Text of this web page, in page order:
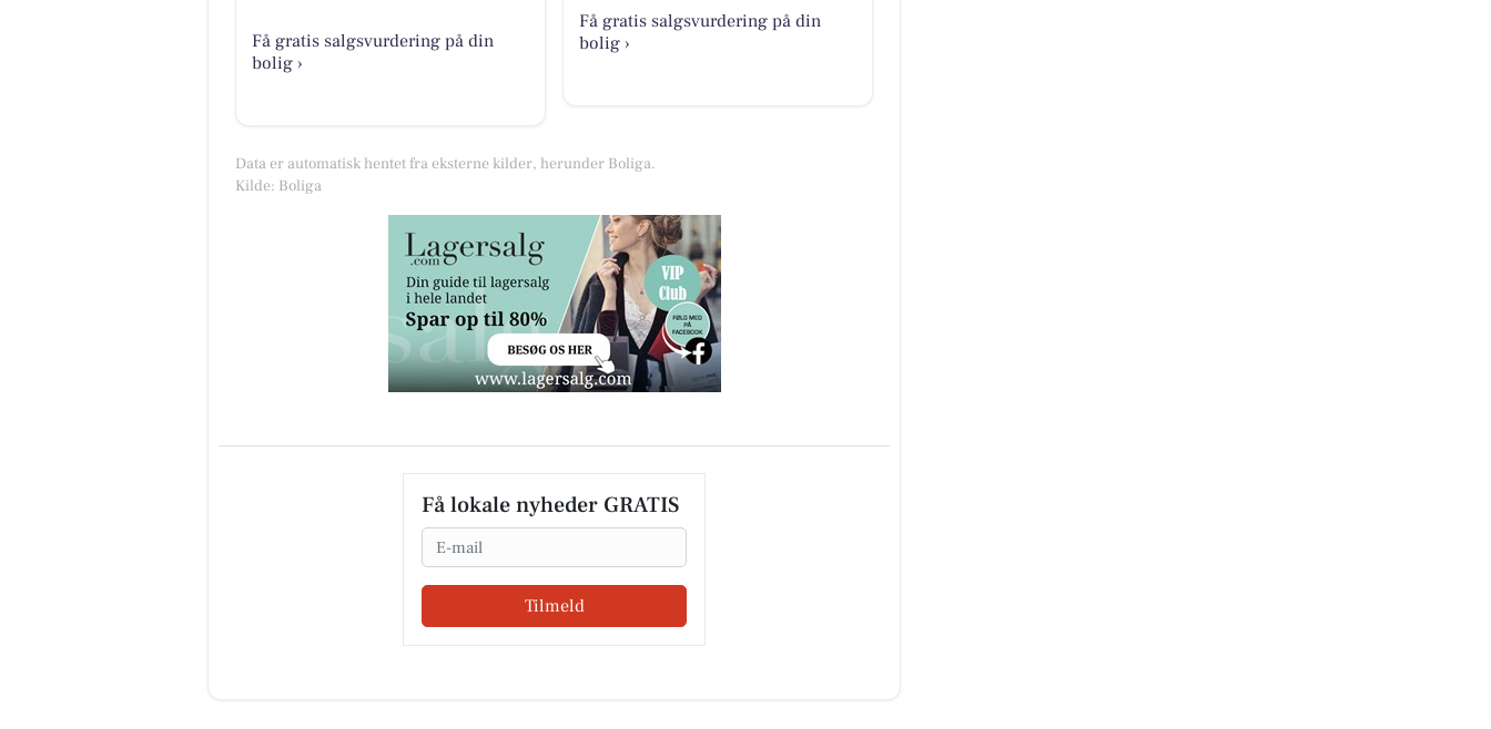
Få gratis salgsvurdering på din
bolig ›
Få gratis salgsvurdering på din
bolig ›
Data er automatisk hentet fra eksterne kilder, herunder Boliga.
Kilde: Boliga
Få lokale nyheder GRATIS
Email
Tilmeld